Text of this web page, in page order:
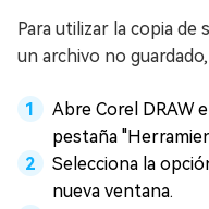
Para utilizar la copia de
un archivo no
Abre Corel DRAW
pestaña
Selecciona la
nueva ventana.